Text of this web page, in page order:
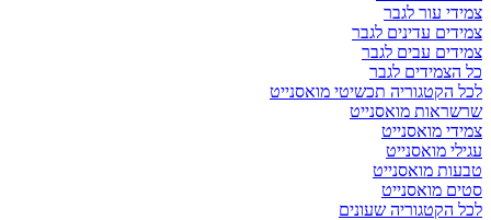
צמידי עור לגבר
צמידים עדינים לגבר
צמידים עבים לגבר
כל הצמידים לגבר
לכל הקטגוריה תכשיטי מואסנייט
שרשראות מואסנייט
צמידי מואסנייט
עגילי מואסנייט
טבעות מואסנייט
סטים מואסנייט
לכל הקטגוריה שעונים